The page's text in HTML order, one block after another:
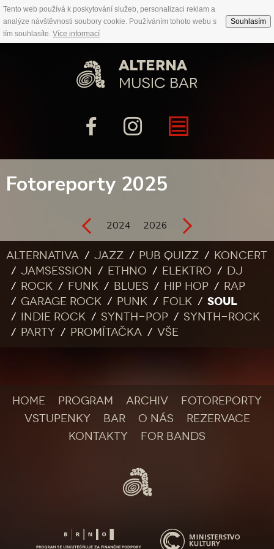
Tento web používá k poskytování služeb, personalizaci reklam a
analýze návštěvnosti soubory cookie. Používáním tohoto webu s
tím souhlasíte. Více informací
Souhlasím
Fotoreporty 2025
2024 2026
Alternativa Jazz Pub quizz
Koncert
Jamsession
Ethno Elektro
DJ
Rock
Funk Blues Hip Hop
Rap
Garage rock
Punk Folk SOUL
Indie rock Synth-pop
Synth-rock
Party
Promítačka Vše
HOME PROGRAM ARCHIV
FOTOREPORTY
VSTUPENKY
BAR O NÁS
REZERVACE
KONTAKTY
FOR BANDS